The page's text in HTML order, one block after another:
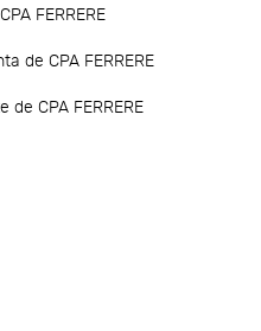
FERRERE
de CPA FERRERE
CPA FERRERE